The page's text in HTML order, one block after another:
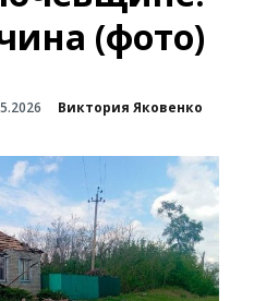
(фото)
Виктория Яковенко